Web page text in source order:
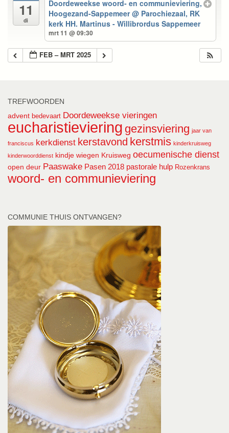
11
di
Doordeweekse woord- en communieviering,
Hoogezand-Sappemeer@ Parochiezaal, RK
kerk HH. Martinus - Willibrordus Sappemeer
mrt 11 @ 09:30
FEB – MRT 2025
TREFWOORDEN
advent bedevaart Doordeweekse vieringen
eucharistieviering gezinsviering jaar van
franciscus kerkdienst kerstavond kerstmis kinderkruisweg
kinderwoorddienst kindje wiegen Kruisweg oecumenische dienst
open deur Paaswake Pasen 2018 pastorale hulp Rozenkrans
woord- en communieviering
COMMUNIE THUIS ONTVANGEN?